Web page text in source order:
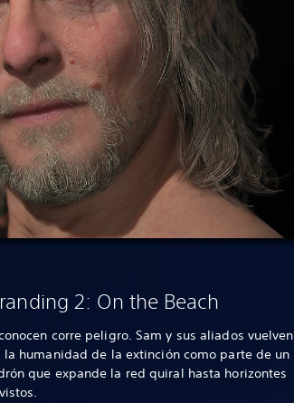
2: On the Beach
corre peligro. Sam y sus aliados vuelven
la humanidad de la extinción como parte de un
que expande la red quiral hasta horizontes